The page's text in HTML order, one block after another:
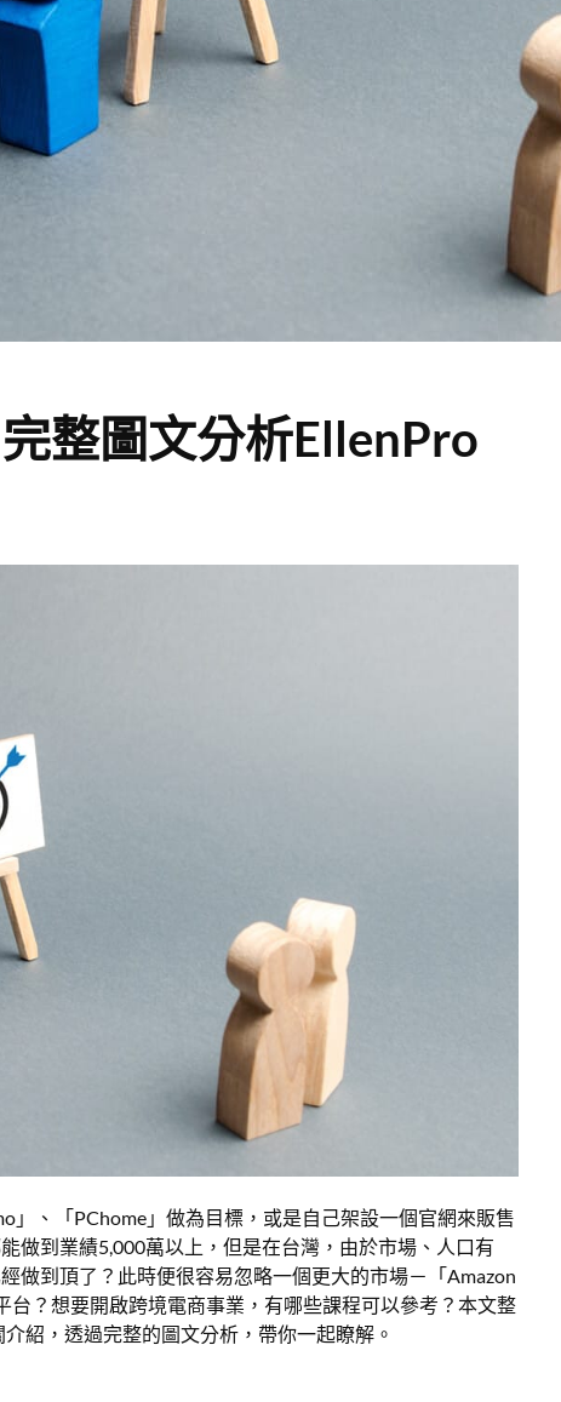
整圖文分析EllenPro
、「PChome」做為目標，或是自己架設一個官網來販售
做到業績5,000萬以上，但是在台灣，由於市場、人口有
做到頂了？此時便很容易忽略一個更大的市場－「Amazon
？想要開啟跨境電商事業，有哪些課程可以參考？本文整
紹，透過完整的圖文分析，帶你一起瞭解。